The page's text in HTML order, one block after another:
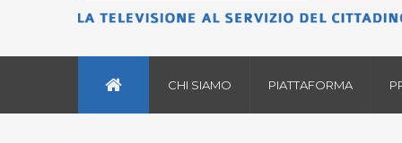
CHI SIAMO PIATTAFORMA